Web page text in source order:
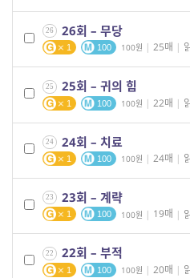
26 26회 – 무당
1 100 100 | 25매 |
25 25회 – 귀의 힘
1 100 100 | 22매 |
24 24회 – 치료
1 100 100 | 24매 |
23 23회 – 계략
1 100 100 | 19매 |
22 22회 – 부적
1 100 100 | 20매 |